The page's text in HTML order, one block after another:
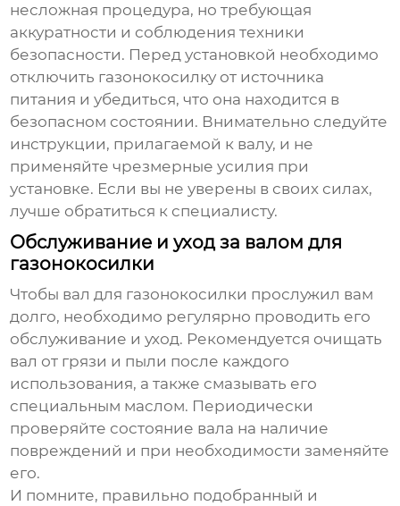
несложная процедура, но требующая
аккуратности и соблюдения техники
безопасности. Перед установкой необходимо
отключить газонокосилку от источника
питания и убедиться, что она находится в
безопасном состоянии. Внимательно следуйте
инструкции, прилагаемой к валу, и не
применяйте чрезмерные усилия при
установке. Если вы не уверены в своих силах,
лучше обратиться к специалисту.
Обслуживание и уход за валом для
газонокосилки
Чтобы вал для газонокосилки прослужил вам
долго, необходимо регулярно проводить его
обслуживание и уход. Рекомендуется очищать
вал от грязи и пыли после каждого
использования, а также смазывать его
специальным маслом. Периодически
проверяйте состояние вала на наличие
повреждений и при необходимости заменяйте
его.
И помните, правильно подобранный и